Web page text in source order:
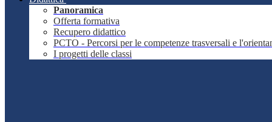
Panoramica
Offerta formativa
Recupero didattico
PCTO - Percorsi per le competenze trasversali e
I progetti delle classi